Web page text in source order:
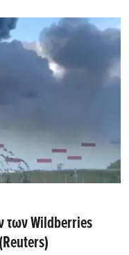
των Wildberries